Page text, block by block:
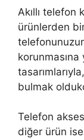
Akıllı telefon
ürünlerden
korunmasına
bulmak
Telefon
diğer ürün ise